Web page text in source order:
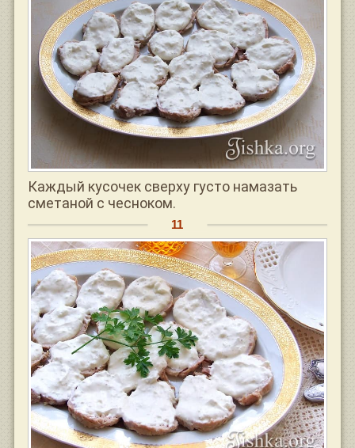
Каждый кусочек сверху густо намазать
сметаной с чесноком.